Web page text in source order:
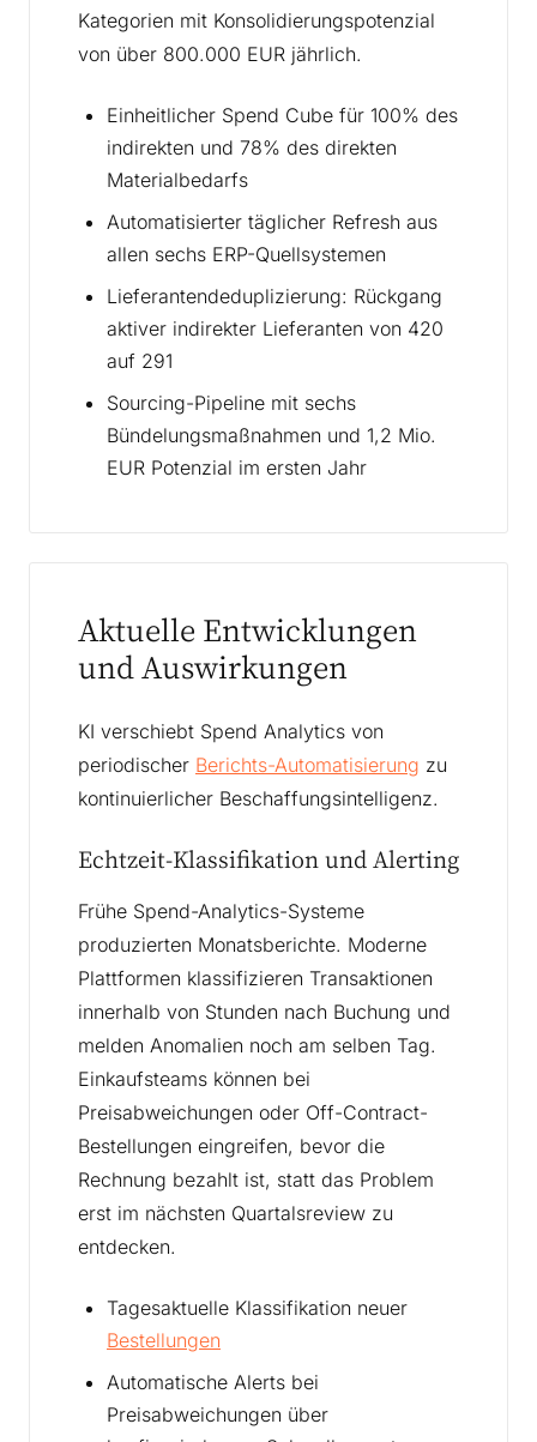
Kategorien mit Konsolidierungspotenzial
von über 800.000 EUR jährlich.
Einheitlicher Spend Cube für 100% des
indirekten und 78% des direkten
Materialbedarfs
Automatisierter täglicher Refresh aus
allen sechs ERP-Quellsystemen
Lieferantendeduplizierung: Rückgang
aktiver indirekter Lieferanten von 420
auf 291
Sourcing-Pipeline mit sechs
Bündelungsmaßnahmen und 1,2 Mio.
EUR Potenzial im ersten Jahr
Aktuelle Entwicklungen
und Auswirkungen
KI verschiebt Spend Analytics von
periodischer Berichts-Automatisierung zu
kontinuierlicher Beschaffungsintelligenz.
Echtzeit-Klassifikation und Alerting
Frühe Spend-Analytics-Systeme
produzierten Monatsberichte. Moderne
Plattformen klassifizieren Transaktionen
innerhalb von Stunden nach Buchung und
melden Anomalien noch am selben Tag.
Einkaufsteams können bei
Preisabweichungen oder Off-Contract-
Bestellungen eingreifen, bevor die
Rechnung bezahlt ist, statt das Problem
erst im nächsten Quartalsreview zu
entdecken.
Tagesaktuelle Klassifikation neuer
Bestellungen
Automatische Alerts bei
Preisabweichungen über